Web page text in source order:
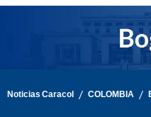
Noticias Caracol / COLOMBIA /